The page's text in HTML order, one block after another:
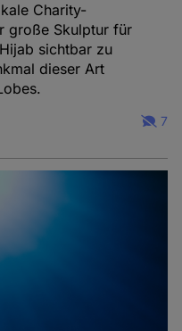
Charity-
große Skulptur für
sichtbar zu
dieser Art
7